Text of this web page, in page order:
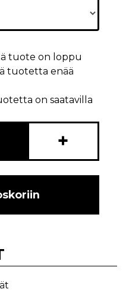
tuote on loppu
tuotetta enää
on saatavilla
+